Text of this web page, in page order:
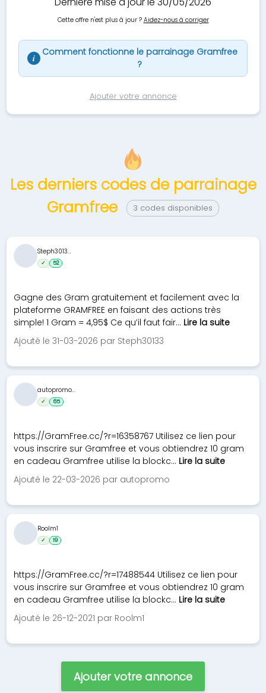
Cette offre n'est plus à jour ? Aidez-nous à corriger
i
Comment fonctionne le parrainage Gramfree
?
Ajouter votre annonce
Les derniers codes de parrainage
Gramfree
3 codes disponibles
Gagne des Gram gratuitement et facilement avec la
plateforme GRAMFREE en faisant des actions très
simple! 1 Gram = 4,95$ Ce qu’il faut fair... Lire la suite
Ajouté le 31-03-2026 par Steph30133
Steph3013...
✓ 52
https://GramFree.cc/?r=16358767 Utilisez ce lien pour
vous inscrire sur Gramfree et vous obtiendrez 10 gram
en cadeau Gramfree utilise la blockc... Lire la suite
Ajouté le 22-03-2026 par autopromo
autopromo...
✓ 65
https://GramFree.cc/?r=17488544 Utilisez ce lien pour
vous inscrire sur Gramfree et vous obtiendrez 10 gram
en cadeau Gramfree utilise la blockc... Lire la suite
Ajouté le 26-12-2021 par Roolm1
Roolm1
✓ 19
Ajouter votre annonce